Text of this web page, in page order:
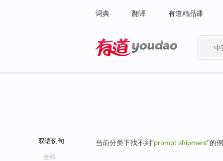
词典 翻译 有道精品课
中
双语例句
全部
当前分类下找不到"prompt shipment"的例